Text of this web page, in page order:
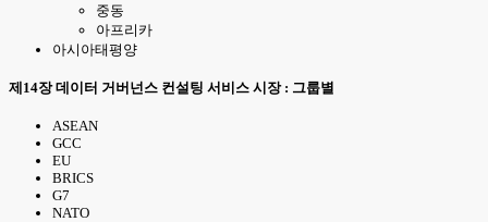
중동
아프리카
아시아태평양
제14장 데이터 거버넌스 컨설팅 서비스 시장 : 그룹별
ASEAN
GCC
EU
BRICS
G7
NATO